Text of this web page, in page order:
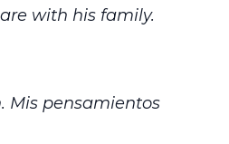
with his family.
Mis pensamientos